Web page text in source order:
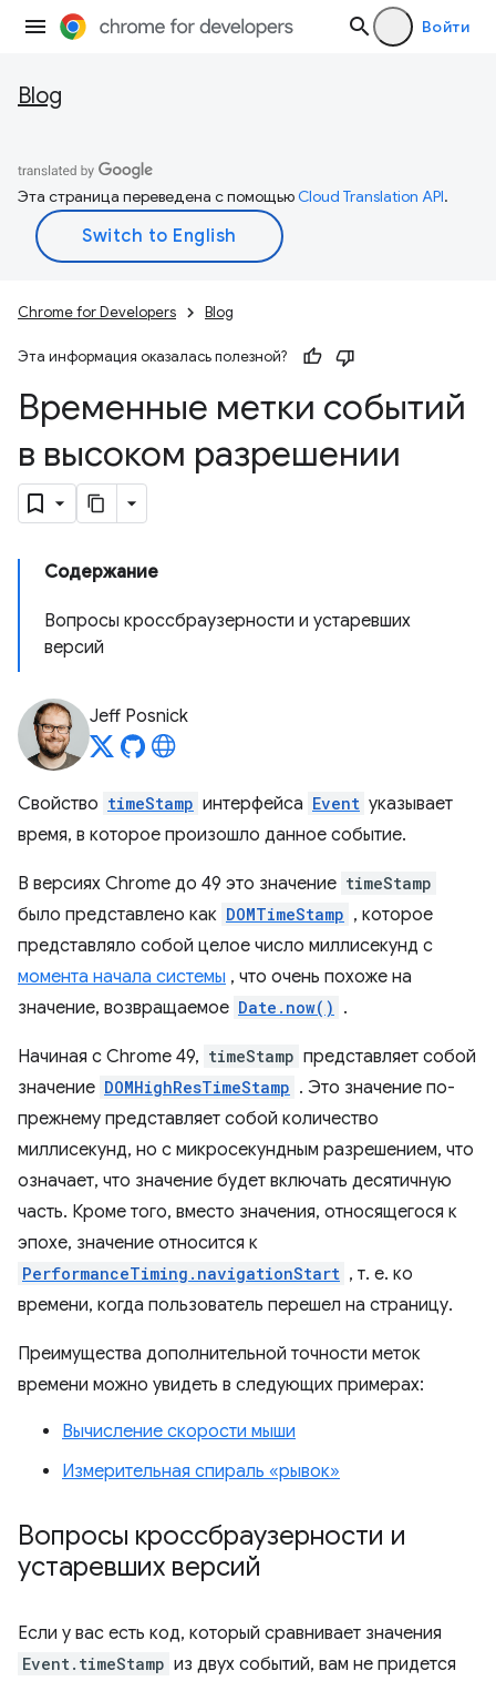
Войти
Blog
Эта страница переведена с помощьюCloud Translation API.
Chrome for Developers Blog
Эта информация оказалась полезной?
Временные метки событий
в высоком разрешении
Содержание
Вопросы кроссбраузерности и устаревших
версий
Jeff Posnick
Свойство timeStamp интерфейса Event указывает
время, в которое произошло данное событие.
В версиях Chrome до 49 это значение timeStamp
было представлено как DOMTimeStamp , которое
представляло собой целое число миллисекунд с
момента начала системы , что очень похоже на
значение, возвращаемое Date.now() .
Начиная с Chrome 49, timeStamp представляет собой
значение DOMHighResTimeStamp . Это значение по-
прежнему представляет собой количество
миллисекунд, но с микросекундным разрешением, что
означает, что значение будет включать десятичную
часть. Кроме того, вместо значения, относящегося к
эпохе, значение относится к
PerformanceTiming.navigationStart , т. е. ко
времени, когда пользователь перешел на страницу.
Преимущества дополнительной точности меток
времени можно увидеть в следующих примерах:
Вычисление скорости мыши
Измерительная спираль «рывок»
Вопросы кроссбраузерности и
устаревших версий
Если у вас есть код, который сравнивает значения
Event.timeStamp из двух событий, вам не придется